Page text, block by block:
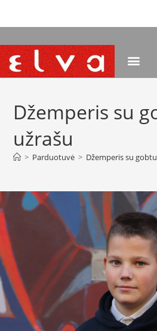
Džemperis su
užrašu
> Parduotuvė > Džemperis su